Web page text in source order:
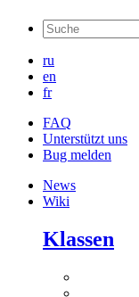
ru
en
fr
FAQ
Unterstützt uns
Bug melden
News
Wiki
Klassen